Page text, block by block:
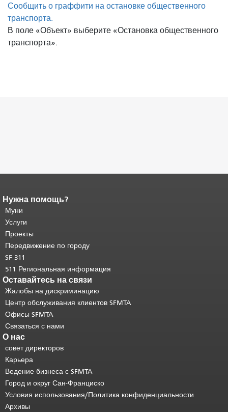
Сообщить о граффити на остановке общественного
транспорта.
В поле «Объект» выберите «Остановка общественного
транспорта».
Конец содержимого
страницы.
страницы повторяется на каждой
странице.
основного содержимого .
Нужна помощь?
Муни
Услуги
Проекты
Передвижение по городу
SF 311
511 Региональная информация
Оставайтесь на связи
Жалобы на дискриминацию
Центр обслуживания клиентов SFMTA
Офисы SFMTA
Связаться с нами
О нас
совет директоров
Карьера
Ведение бизнеса с SFMTA
Город и округ Сан-Франциско
Условия использования/Политика конфиденциальности
Архивы